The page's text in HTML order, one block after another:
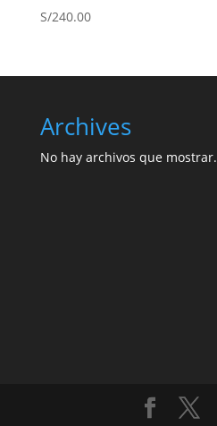
S/240.00
Archives
No hay archivos que mostrar.